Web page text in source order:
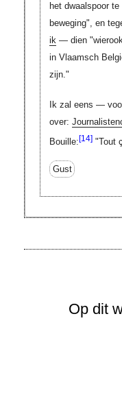
het dwaalspoor
beweging", en
ik— dien
in Vlaamsch
zijn."
Ik zal eens —
over:
Bouille:[14] "Tout
Gust
Op dit